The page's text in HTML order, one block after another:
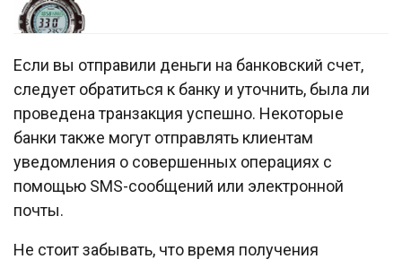
Если вы отправили деньги на банковский счет,
следует обратиться к банку и уточнить, была ли
проведена транзакция успешно. Некоторые
банки также могут отправлять клиентам
уведомления о совершенных операциях с
помощью SMS-сообщений или электронной
почты.
Не стоит забывать, что время получения